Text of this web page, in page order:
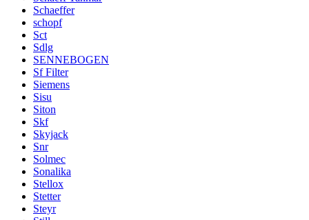
Schaeffer
schopf
Sct
Sdlg
SENNEBOGEN
Sf Filter
Siemens
Sisu
Siton
Skf
Skyjack
Snr
Solmec
Sonalika
Stellox
Stetter
Steyr